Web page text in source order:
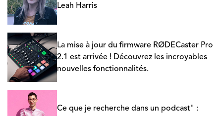
Leah Harris
La mise à jour du firmware RØDECaster Pro
2.1 est arrivée ! Découvrez les incroyables
nouvelles fonctionnalités.
Ce que je recherche dans un podcast" :